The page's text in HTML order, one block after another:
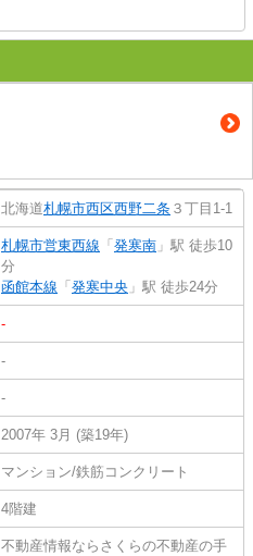
北海道札幌市西区西野二条 ３丁目1-1
札幌市営東西線 「発寒南 」駅 徒歩10
分
函館本線 「発寒中央 」駅 徒歩24分
-
-
-
2007年 3月 (築19年)
マンション/鉄筋コンクリート
4階建
不動産情報ならさくらの不動産の手